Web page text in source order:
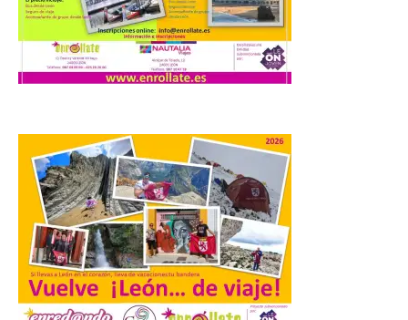
7 Ago 2026
Los materiales ya pueden
León e incluyen, además
del programa del evento, una guía
práctica con recomendaciones
elaboradas por especialistas para
observar el eclipse con seguridad León, 7
de agosto de 2026. La programación […]
Laciana comienza su
programación para